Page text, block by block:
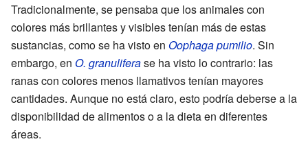
Tradicionalmente, se pensaba que los animales con
colores más brillantes y visibles tenían más de estas
sustancias, como se ha visto en Oophaga pumilio. Sin
embargo, en O. granuliferase ha visto lo contrario: las
ranas con colores menos llamativos tenían mayores
cantidades. Aunque no está claro, esto podría deberse a la
disponibilidad de alimentos o a la dieta en diferentes
áreas.